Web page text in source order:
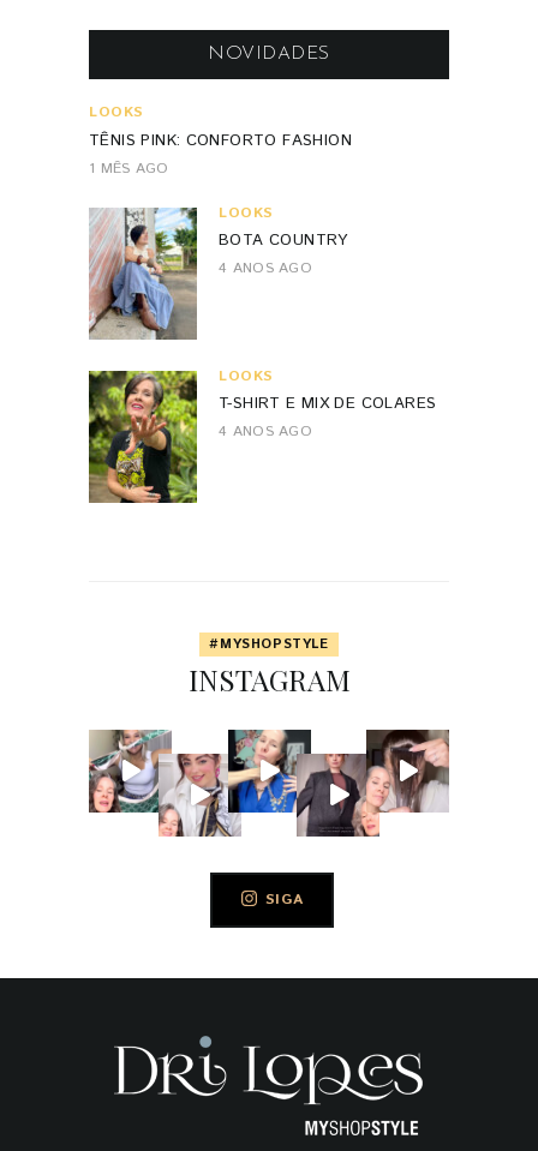
NOVIDADES
LOOKS
TÊNIS PINK: CONFORTO FASHION
1 MÊS AGO
LOOKS
BOTA COUNTRY
4 ANOS AGO
LOOKS
T-SHIRT E MIX DE COLARES
4 ANOS AGO
#MYSHOPSTYLE
INSTAGRAM
SIGA